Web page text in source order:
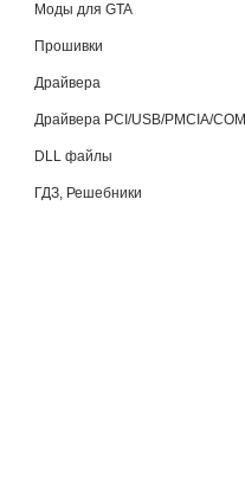
Моды для GTA
Прошивки
Драйвера
Драйвера PCI/USB/PMCIA/COM
DLL файлы
ГДЗ, Решебники